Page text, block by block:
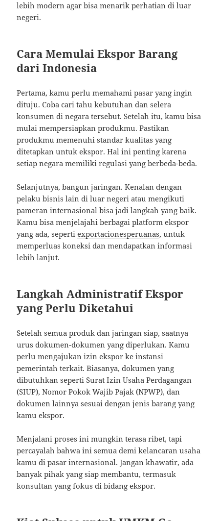
lebih modern agar bisa menarik perhatian di luar
negeri.
Cara Memulai Ekspor Barang
dari Indonesia
Pertama, kamu perlu memahami pasar yang ingin
dituju. Coba cari tahu kebutuhan dan selera
konsumen di negara tersebut. Setelah itu, kamu bisa
mulai mempersiapkan produkmu. Pastikan
produkmu memenuhi standar kualitas yang
ditetapkan untuk ekspor. Hal ini penting karena
setiap negara memiliki regulasi yang berbeda-beda.
Selanjutnya, bangun jaringan. Kenalan dengan
pelaku bisnis lain di luar negeri atau mengikuti
pameran internasional bisa jadi langkah yang baik.
Kamu bisa menjelajahi berbagai platform ekspor
yang ada, sepertiexportacionesperuanas, untuk
memperluas koneksi dan mendapatkan informasi
lebih lanjut.
Langkah Administratif Ekspor
yang Perlu Diketahui
Setelah semua produk dan jaringan siap, saatnya
urus dokumen-dokumen yang diperlukan. Kamu
perlu mengajukan izin ekspor ke instansi
pemerintah terkait. Biasanya, dokumen yang
dibutuhkan seperti Surat Izin Usaha Perdagangan
(SIUP), Nomor Pokok Wajib Pajak (NPWP), dan
dokumen lainnya sesuai dengan jenis barang yang
kamu ekspor.
Menjalani proses ini mungkin terasa ribet, tapi
percayalah bahwa ini semua demi kelancaran usaha
kamu di pasar internasional. Jangan khawatir, ada
banyak pihak yang siap membantu, termasuk
konsultan yang fokus di bidang ekspor.